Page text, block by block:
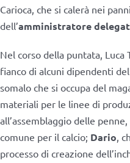
Carioca, che si calerà nei
dell’amministratore
Nel corso della puntata, Luca
fianco di alcuni dipendenti
somalo che si occupa del
materiali per le linee di
all’assemblaggio delle
comune per il calcio; Dario,
processo di creazione